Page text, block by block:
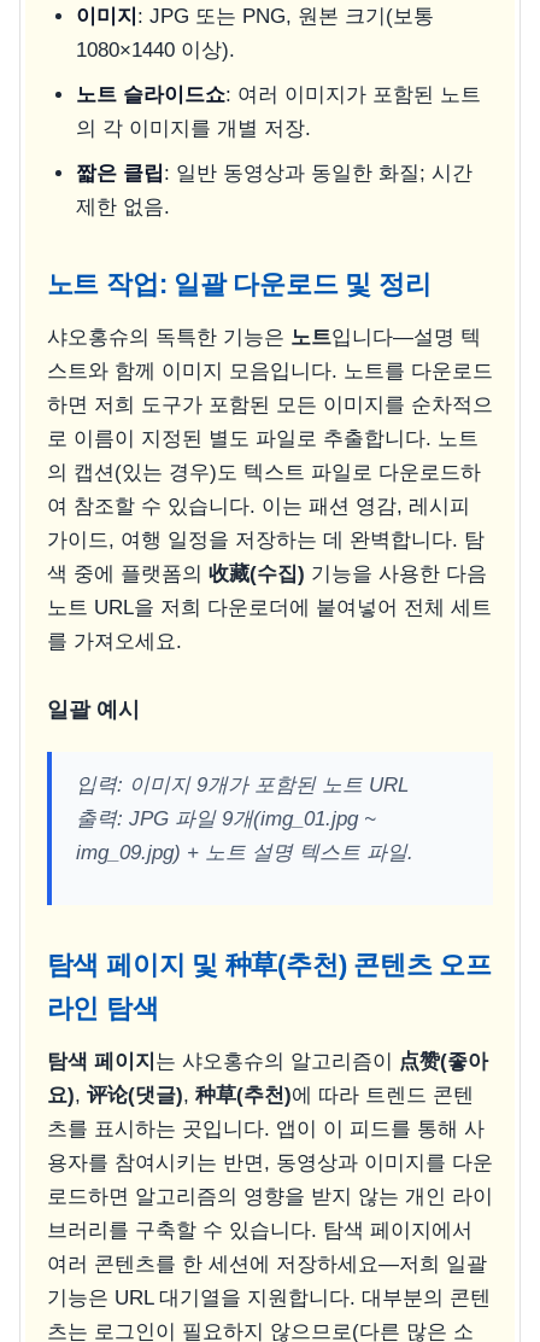
이미지 : JPG 또는 PNG, 원본 크기(보통
1080×1440 이상).
노트 슬라이드쇼: 여러 이미지가 포함된 노트
의 각 이미지를 개별 저장.
짧은 클립: 일반 동영상과 동일한 화질; 시간
제한 없음.
노트 작업: 일괄 다운로드 및 정리
샤오홍슈의 독특한 기능은 노트입니다—설명 텍
스트와 함께 이미지 모음입니다. 노트를 다운로드
하면 저희 도구가 포함된 모든 이미지를 순차적으
로 이름이 지정된 별도 파일로 추출합니다. 노트
의 캡션(있는 경우)도 텍스트 파일로 다운로드하
여 참조할 수 있습니다. 이는 패션 영감, 레시피
가이드, 여행 일정을 저장하는 데 완벽합니다. 탐
색 중에 플랫폼의 收藏(수집) 기능을 사용한 다음
노트 URL을 저희 다운로더에 붙여넣어 전체 세트
를 가져오세요.
일괄 예시
입력: 이미지 9개가 포함된 노트 URL
출력: JPG 파일 9개(img_01.jpg ~
img_09.jpg) + 노트 설명 텍스트 파일.
탐색 페이지 및 种草(추천) 콘텐츠 오프
라인 탐색
탐색 페이지 는 샤오홍슈의 알고리즘이 点赞(좋아
요), 评论(댓글), 种草(추천)에 따라 트렌드 콘텐
츠를 표시하는 곳입니다. 앱이 이 피드를 통해 사
용자를 참여시키는 반면, 동영상과 이미지를 다운
로드하면 알고리즘의 영향을 받지 않는 개인 라이
브러리를 구축할 수 있습니다. 탐색 페이지에서
여러 콘텐츠를 한 세션에 저장하세요—저희 일괄
기능은 URL 대기열을 지원합니다. 대부분의 콘텐
츠는 로그인이 필요하지 않으므로(다른 많은 소